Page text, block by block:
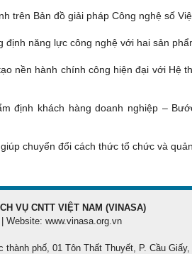
trên Bản đồ giải pháp Công nghệ số
định năng lực công nghệ với hai sản
nền hành chính công hiện đại với Hệ
định khách hàng doanh nghiệp –
chuyển đổi cách thức tổ chức và
VỤ CNTT VIỆT NAM (VINASA)
Website: www.vinasa.org.vn
thành phố, 01 Tôn Thất Thuyết, P. Cầu Giấy,